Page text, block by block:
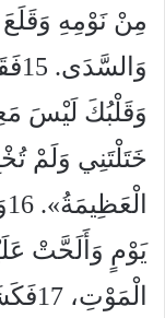
مِنْ نَوْمِهِ وَقَلَعَ
وَقَلْبُكَ لَيْسَ
خَتَلْتَنِي وَلَمْ
يَوْمٍ وَأَلَحَّتْ